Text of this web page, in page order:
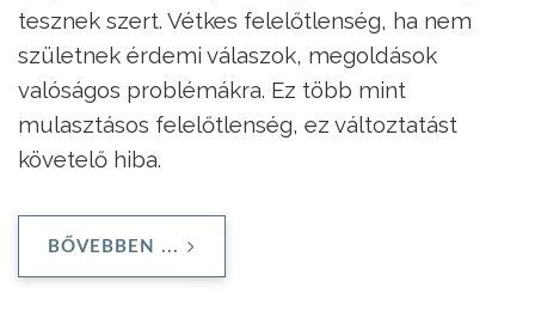
tesznek szert. Vétkes felelőtlenség, ha nem
születnek érdemi válaszok, megoldások
valóságos problémákra. Ez több mint
mulasztásos felelőtlenség, ez változtatást
követelő hiba.
BŐVEBBEN ...